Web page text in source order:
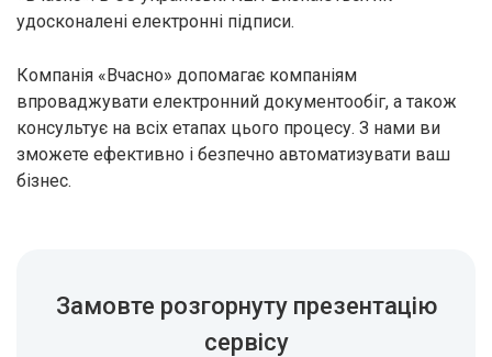
удосконалені електронні підписи.
Компанія «Вчасно» допомагає компаніям
впроваджувати електронний документообіг, а також
консультує на всіх етапах цього процесу. З нами ви
зможете ефективно і безпечно автоматизувати ваш
бізнес.
Замовте розгорнуту презентацію
сервісу